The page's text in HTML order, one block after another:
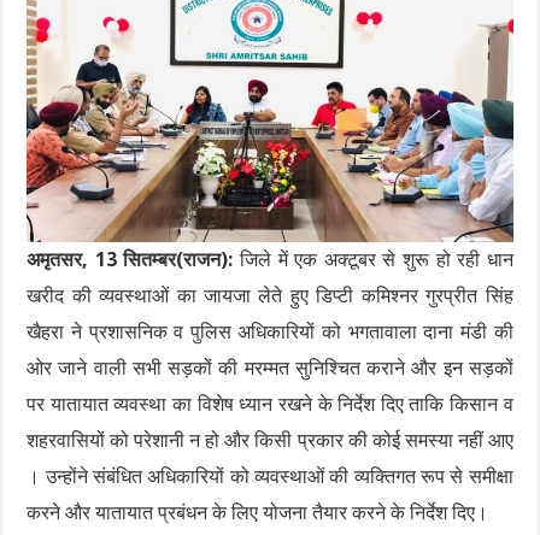
अमृतसर, 13 सितम्बर(राजन): जिले में एक अक्टूबर से शुरू हो रही धान
खरीद की व्यवस्थाओं का जायजा लेते हुए डिप्टी कमिश्नर गुरप्रीत सिंह
खैहरा ने प्रशासनिक व पुलिस अधिकारियों को भगतावाला दाना मंडी की
ओर जाने वाली सभी सड़कों की मरम्मत सुनिश्चित कराने और इन सड़कों
पर यातायात व्यवस्था का विशेष ध्यान रखने के निर्देश दिए ताकि किसान व
शहरवासियों को परेशानी न हो और किसी प्रकार की कोई समस्या नहीं आए
। उन्होंने संबंधित अधिकारियों को व्यवस्थाओं की व्यक्तिगत रूप से समीक्षा
करने और यातायात प्रबंधन के लिए योजना तैयार करने के निर्देश दिए।